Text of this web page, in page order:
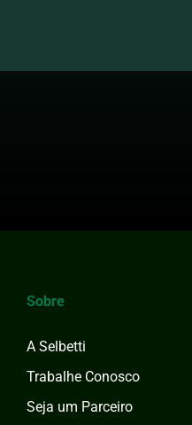
Sobre
A Selbetti
Trabalhe Conosco
Seja um Parceiro